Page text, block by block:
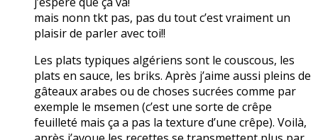
mais nonn tkt pas, pas du tout c’est vraiment un
plaisir de parler avec toi!!
Les plats typiques algériens sont le couscous, les
plats en sauce, les briks. Après j’aime aussi pleins de
gâteaux arabes ou de choses sucrées comme par
exemple le msemen (c’est une sorte de crêpe
feuilleté mais ça a pas la texture d’une crêpe). Voilà,